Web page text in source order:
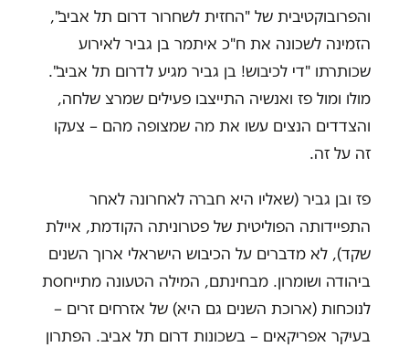
והפרובוקטיבית של "החזית לשחרור דרום תל אביב",
הזמינה לשכונה את ח"כ איתמר בן גביר לאירוע
שכותרתו "די לכיבוש! בן גביר מגיע לדרום תל אביב".
מולו ומול פז ואנשיה התייצבו פעילים שמרצ שלחה,
והצדדים הנצים עשו את מה שמצופה מהם – צעקו
זה על זה.
פז ובן גביר (שאליו היא חברה לאחרונה לאחר
התפיידותה הפוליטית של פטרוניתה הקודמת, איילת
שקד), לא מדברים על הכיבוש הישראלי ארוך השנים
ביהודה ושומרון. מבחינתם, המילה הטעונה מתייחסת
לנוכחות (ארוכת השנים גם היא) של אזרחים זרים –
בעיקר אפריקאים – בשכונות דרום תל אביב. הפתרון